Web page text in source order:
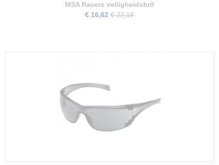
MSA Racers veiligheidsbril
€ 16,62 € 22,16